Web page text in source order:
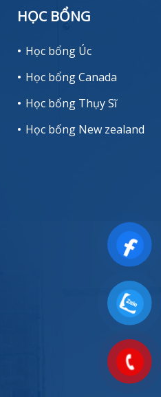
HỌC BỔNG
Học bổng Úc
Học bổng Canada
Học bổng Thụy Sĩ
Học bổng New zealand